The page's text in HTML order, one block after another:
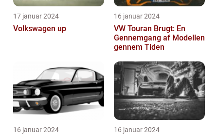
17 januar 2024
Volkswagen up
16 januar 2024
VW Touran Brugt: En
Gennemgang af Modellen
gennem Tiden
16 januar 2024 16 januar 2024